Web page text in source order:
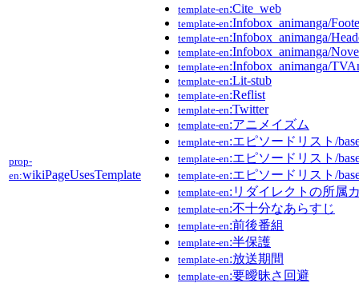
prop-
en:wikiPageUsesTemplate
template-en:Cite_web
template-en:Infobox_animanga/
template-en:Infobox_animanga/
template-en:Infobox_animanga/
template-en:Infobox_animanga/
template-en:Lit-stub
template-en:Reflist
template-en:Twitter
template-en:アニメイズム
template-en:エピソードリスト/
template-en:エピソードリスト/
template-en:エピソードリスト/
template-en:リダイレクトの所属
template-en:不十分なあらすじ
template-en:前後番組
template-en:半保護
template-en:放送期間
template-en:要曖昧さ回避